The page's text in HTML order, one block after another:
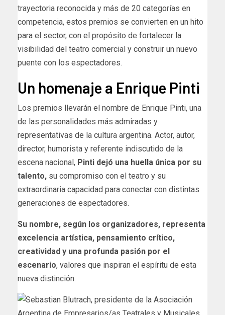
trayectoria reconocida y más de 20 categorías en
competencia, estos premios se convierten en un hito
para el sector, con el propósito de fortalecer la
visibilidad del teatro comercial y construir un nuevo
puente con los espectadores.
Un homenaje a Enrique Pinti
Los premios llevarán el nombre de Enrique Pinti, una
de las personalidades más admiradas y
representativas de la cultura argentina. Actor, autor,
director, humorista y referente indiscutido de la
escena nacional, Pinti dejó una huella única por su
talento, su compromiso con el teatro y su
extraordinaria capacidad para conectar con distintas
generaciones de espectadores.
Su nombre, según los organizadores, representa
excelencia artística, pensamiento crítico,
creatividad y una profunda pasión por el
escenario, valores que inspiran el espíritu de esta
nueva distinción.